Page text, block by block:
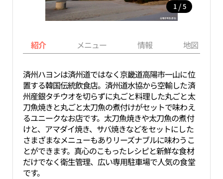
1 / 5
紹介 メニュー 情報 地図
済州ハヨンは済州道ではなく京畿道高陽市一山に位
置する韓国伝統飲食店。済州道水協から空輸した済
州産銀タチウオを切らずに丸ごと料理した丸ごと太
刀魚焼きと丸ごと太刀魚の煮付けがセットで味わえ
るユニークなお店です。太刀魚焼きや太刀魚の煮付
けと、アマダイ焼き、サバ焼きなどをセットにした
さまざまなメニューもありリーズナブルに味わうこ
とができます。真心のこもったレシピと新鮮な食材
だけでなく衛生管理、広い専用駐車場で人気の食堂
です。